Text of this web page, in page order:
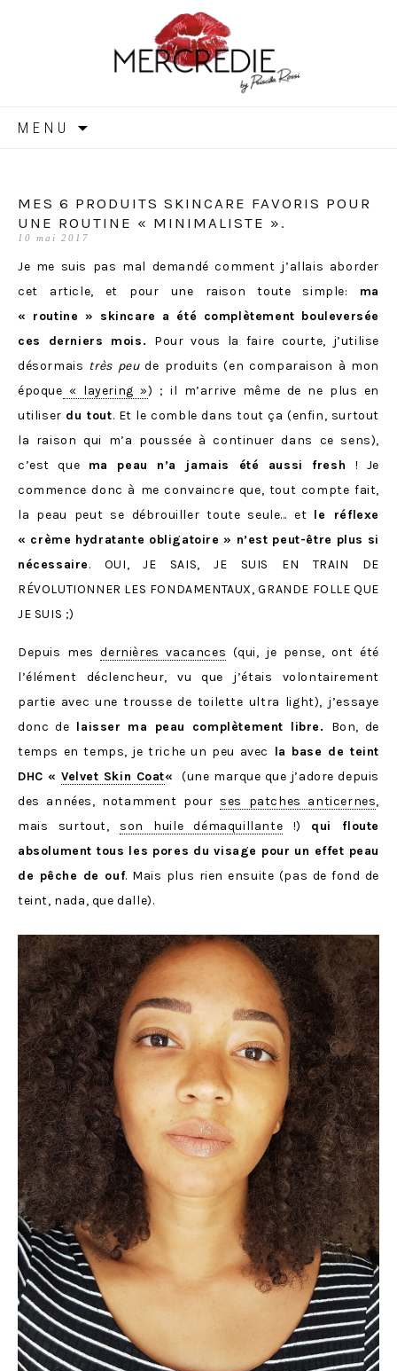
MERCREDIE
MENU
MES 6 PRODUITS SKINCARE FAVORIS POUR
UNE ROUTINE « MINIMALISTE ».
10 mai 2017
Je me suis pas mal demandé comment j’allais aborder
cet article, et pour une raison toute simple: ma
« routine » skincare a été complètement bouleversée
ces derniers mois. Pour vous la faire courte, j’utilise
désormais très peude produits (en comparaison à mon
époque « layering ») ; il m’arrive même de ne plus en
utiliser du tout. Et le comble dans tout ça (enfin, surtout
la raison qui m’a poussée à continuer dans ce sens),
c’est que ma peau n’a jamais été aussi fresh ! Je
commence donc à me convaincre que, tout compte fait,
la peau peut se débrouiller toute seule… et le réflexe
« crème hydratante obligatoire » n’est peut-être plus si
nécessaire. OUI, JE SAIS, JE SUIS EN TRAIN DE
RÉVOLUTIONNER LES FONDAMENTAUX, GRANDE FOLLE QUE
JE SUIS ;)
Depuis mesdernières vacances (qui, je pense, ont été
l’élément déclencheur, vu que j’étais volontairement
partie avec une trousse de toilette ultra light), j’essaye
donc de laisser ma peau complètement libre. Bon, de
temps en temps, je triche un peu avec la base de teint
DHC « Velvet Skin Coat«
(une marque que j’adore depuis
des années, notamment pour ses patches anticernes,
mais surtout, son huile démaquillante !) qui floute
absolument tous les pores du visage pour un effet peau
de pêche de ouf. Mais plus rien ensuite (pas de fond de
teint, nada, que dalle).